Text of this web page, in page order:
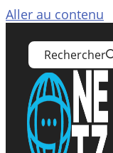
Aller au contenu
Rechercher